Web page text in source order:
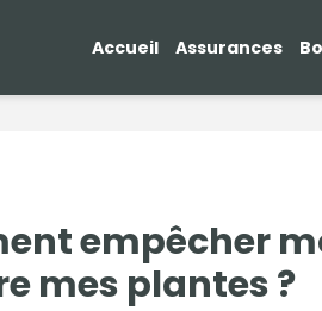
Accueil Assurances
empêcher
mes plantes ?